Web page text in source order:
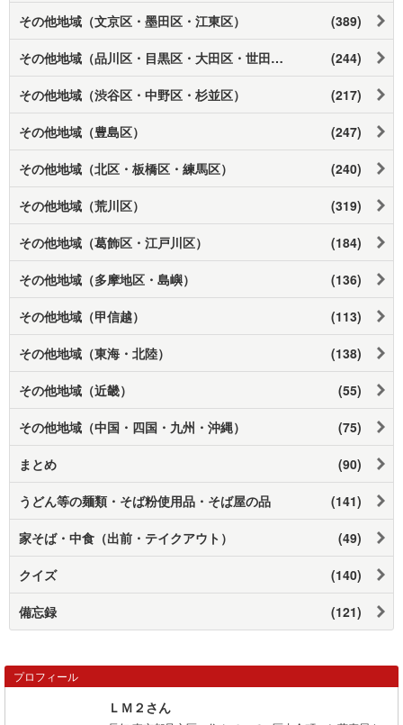
その他地域（文京区・墨田区・江東区） (389)
その他地域（品川区・目黒区・大田区・世田谷区） (244)
その他地域（渋谷区・中野区・杉並区） (217)
その他地域（豊島区） (247)
その他地域（北区・板橋区・練馬区） (240)
その他地域（荒川区） (319)
その他地域（葛飾区・江戸川区） (184)
その他地域（多摩地区・島嶼） (136)
その他地域（甲信越） (113)
その他地域（東海・北陸） (138)
その他地域（近畿） (55)
その他地域（中国・四国・九州・沖縄） (75)
まとめ (90)
うどん等の麺類・そば粉使用品・そば屋の品 (141)
家そば・中食（出前・テイクアウト） (49)
クイズ (140)
備忘録 (121)
プロフィール
ＬＭ２さん